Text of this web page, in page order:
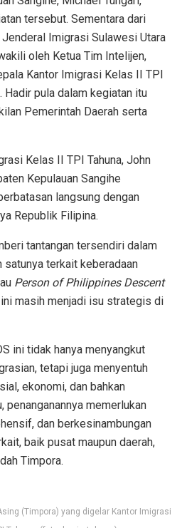
tersebut. Sementara dari
Imigrasi Sulawesi Utara
oleh Ketua Tim Intelijen,
Kantor Imigrasi Kelas II TPI
Hadir pula dalam kegiatan itu
Pemerintah Daerah serta
Kelas II TPI Tahuna, John
Kepulauan Sangihe
langsung dengan
Republik Filipina.
tantangan tersendiri dalam
terkait keberadaan
Person of Philippines Descent
masih menjadi isu strategis di
ini tidak hanya menyangkut
tetapi juga menyentuh
ekonomi, dan bahkan
penanganannya memerlukan
dan berkesinambungan
baik pusat maupun daerah,
Timpora.